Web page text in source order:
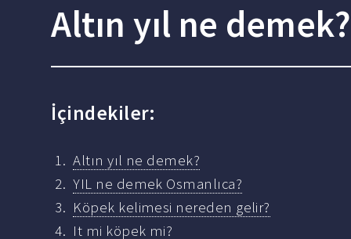
Altın yıl ne demek?
İçindekiler:
Altın yıl ne demek?
YIL ne demek Osmanlıca?
Köpek kelimesi nereden gelir?
It mi köpek mi?